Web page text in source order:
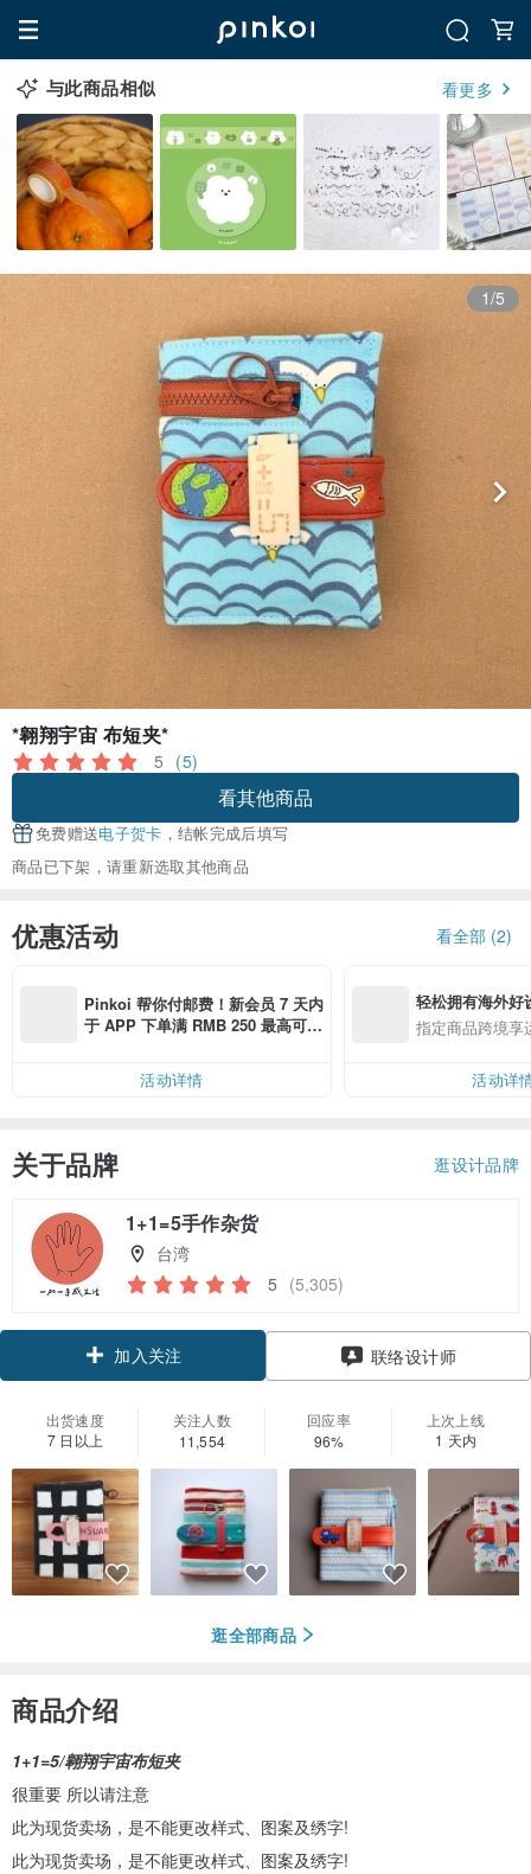
与此商品相似 看更多
1/5
*翱翔宇宙 布短夹*
5 (5)
看其他商品
免费赠送电子贺卡 ，结帐完成后填写
商品已下架，请重新选取其他商品
优惠活动 看全部 (2)
Pinkoi 帮你付邮费！新会员 7 天内
于 APP 下单满 RMB 250 最高可折
活动详情
轻松拥有海外好
指定商品跨境享
活动详
关于品牌 逛设计品牌
1+1=5手作杂货
台湾
5 (5,305)
加入关注 联络设计师
出货速度
7 日以上
关注人数
11,554
回应率
96%
上次上线
1 天内
逛全部商品
商品介绍
1+1=5/翱翔宇宙布短夹
很重要 所以请注意
此为现货卖场，是不能更改样式、图案及绣字!
此为现货卖场，是不能更改样式、图案及绣字!